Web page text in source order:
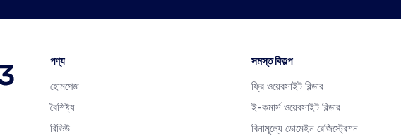
পণ্য
হোমপেজ
বৈশিষ্ট্য
রিভিউ
সমস্ত বিকল্প
ফ্রি ওয়েবসাইট বিল্ডার
ই-কমার্স ওয়েবসাইট বিল্ডার
বিনামূল্যে ডোমেইন রেজিস্ট্রেশন